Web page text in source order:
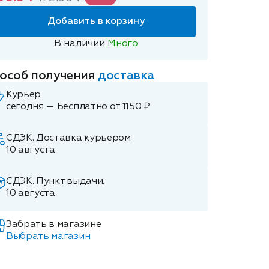
Добавить в корзину
В наличии Много
получения доставка
Курьер
сегодня — Бесплатно от 1150 ₽
СДЭК. Доставка курьером
10 августа
СДЭК. Пункт выдачи.
10 августа
Забрать в магазине
Выбрать магазин